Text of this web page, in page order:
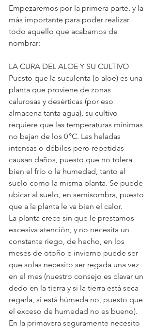
Empezaremos por la primera parte, y la
más importante para poder realizar
todo aquello que acabamos de
nombrar:
LA CURA DEL ALOE Y SU CULTIVO
Puesto que la suculenta (o aloe) es una
planta que proviene de zonas
calurosas y desérticas (por eso
almacena tanta agua), su cultivo
requiere que las temperaturas mínimas
no bajan de los 0 °C. Las heladas
intensas o débiles pero repetidas
causan daños, puesto que no tolera
bien el frío o la humedad, tanto al
suelo como la misma planta. Se puede
ubicar al suelo, en semisombra, puesto
que a la planta le va bien el calor.
La planta crece sin que le prestamos
excesiva atención, y no necesita un
constante riego, de hecho, en los
meses de otoño e invierno puede ser
que solas necesito ser regada una vez
en el mes (nuestro consejo es clavar un
dedo en la tierra y si la tierra está seca
regarla, si está húmeda no, puesto que
el exceso de humedad no es bueno).
En la primavera seguramente necesito